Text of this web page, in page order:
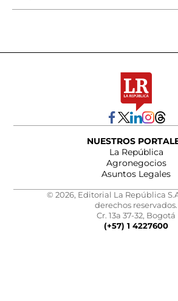
NUESTROS
La República
Agronegocios
Asuntos Legales
© 2026, Editorial La República
derechos reservados.
Cr. 13a 37-32, Bogotá
(+57) 1 4227600